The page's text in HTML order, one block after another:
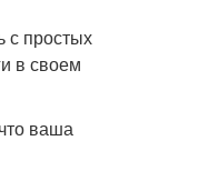
с простых
в своем
ваша